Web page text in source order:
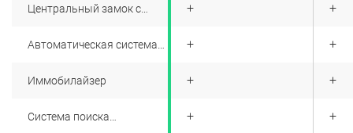
Центральный замок с
Автоматическая система
Иммобилайзер
Система поиска
+
+
+
+
+
+
+
+
+
+
+
+